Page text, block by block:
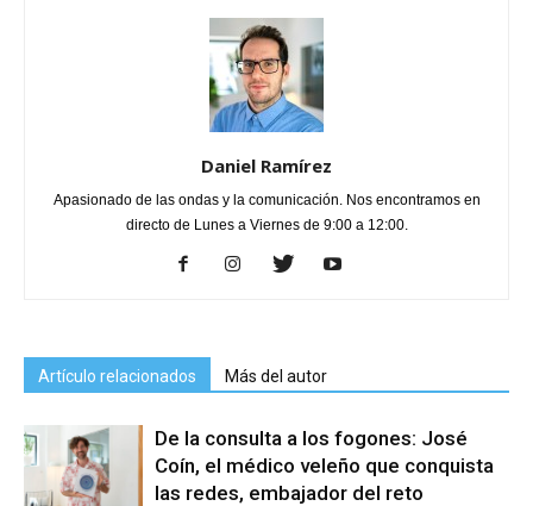
Daniel Ramírez
Apasionado de las ondas y la comunicación. Nos encontramos en
directo de Lunes a Viernes de 9:00 a 12:00.
Artículo relacionados Más del autor
De la consulta a los fogones: José
Coín, el médico veleño que conquista
las redes, embajador del reto